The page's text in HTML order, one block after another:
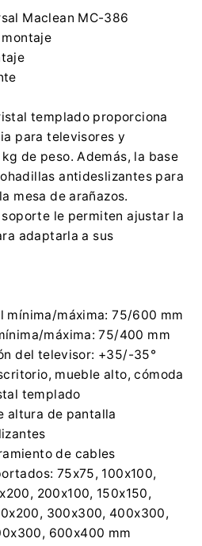
Maclean MC-386
templado proporciona
para televisores y
de peso. Además, la base
antideslizantes para
mesa de arañazos.
le permiten ajustar la
adaptarla a sus
mínima/máxima: 75/600 mm
máxima: 75/400 mm
del televisor: +35/-35°
mueble alto, cómoda
templado
altura de pantalla
de cables
75x75, 100x100,
200x100, 150x150,
300x300, 400x300,
600x400 mm